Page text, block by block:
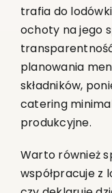
trafia do
ochoty na jego
planowania
składników,
catering
produkcyjne.
Warto również
współpracuje z